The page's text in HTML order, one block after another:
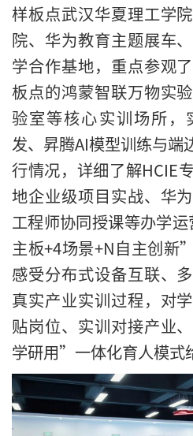
样板点武汉华夏理工学
院、华为教育主题展车
学合作基地，重点参观
板点的鸿蒙智联万物实
验室等核心实训场所，
发、昇腾AI模型训练与端
行情况，详细了解HCIE
地企业级项目实战、华
工程师协同授课等办学
主板+4场景+N自主创新
感受分布式设备互联、
真实产业实训过程，对
贴岗位、实训对接产业
学研用”一体化育人模式